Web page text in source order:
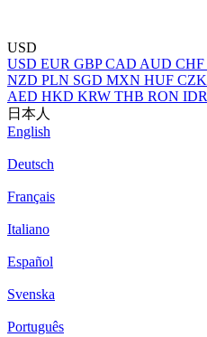
USD
USD EUR GBP CAD AUD CHF
NZD PLN SGD MXN HUF CZK
AED HKD KRW THB RON IDR
日本人
English
Deutsch
Français
Italiano
Español
Svenska
Português